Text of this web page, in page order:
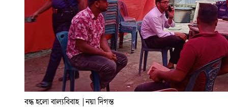
বন্ধ হলো বাল্যবিবাহ |নয়া দিগন্ত